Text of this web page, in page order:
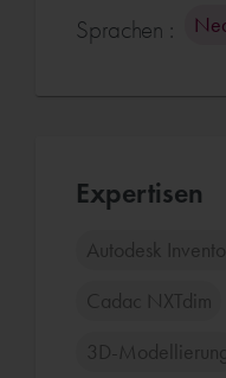
Sprachen :
Expertisen
Autodesk Inventor
Cadac NXTdim
3D-